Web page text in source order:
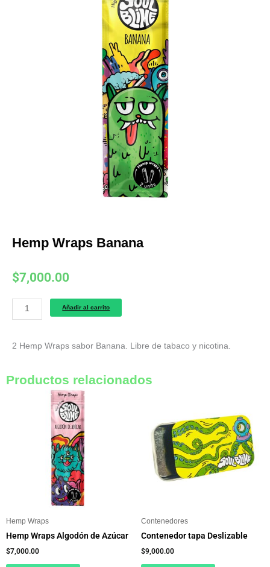
Hemp Wraps Banana
$7,000.00
Hemp
Wraps
cantidad
Añadir al carrito
2 Hemp Wraps sabor Banana. Libre de tabaco y nicotina.
Productos relacionados
Hemp Wraps
Hemp Wraps Algodón de Azúcar
$7,000.00
Contenedores
Contenedor tapa Deslizable
$9,000.00